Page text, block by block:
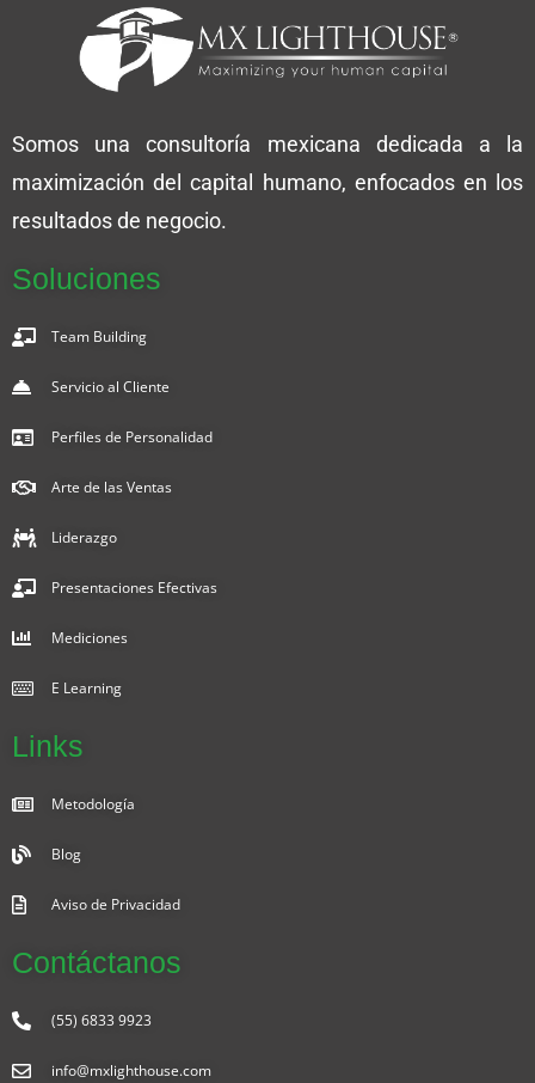
Somos una consultoría mexicana dedicada a la
maximización del capital humano, enfocados en los
resultados de negocio.
Soluciones
Team Building
Servicio al Cliente
Perfiles de Personalidad
Arte de las Ventas
Liderazgo
Presentaciones Efectivas
Mediciones
E Learning
Links
Metodología
Blog
Aviso de Privacidad
Contáctanos
(55) 6833 9923
info@mxlighthouse.com